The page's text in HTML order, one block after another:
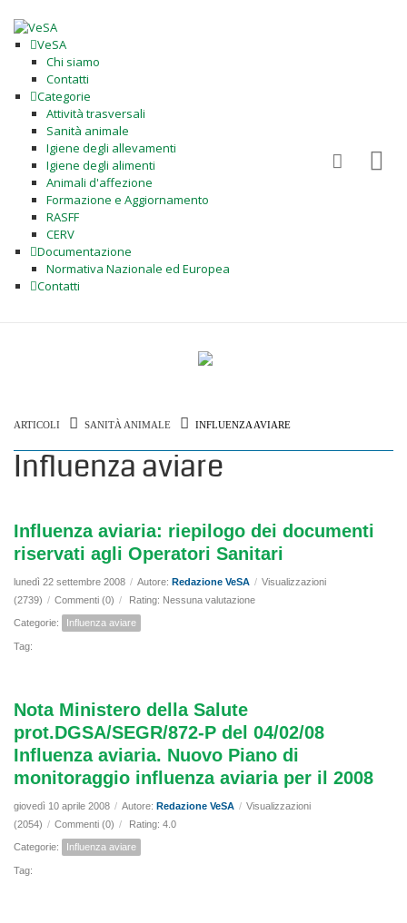
VeSA
Chi siamo
Contatti
Categorie
Attività trasversali
Sanità animale
Igiene degli allevamenti
Igiene degli alimenti
Animali d'affezione
Formazione e Aggiornamento
RASFF
CERV
Documentazione
Normativa Nazionale ed Europea
Contatti
ARTICOLI SANITÀ ANIMALE INFLUENZA AVIARE
Influenza aviare
Influenza aviaria: riepilogo dei documenti
riservati agli Operatori Sanitari
lunedì 22 settembre 2008 / Autore: Redazione VeSA / Visualizzazioni
(2739) / Commenti (0) / Rating: Nessuna valutazione
Categorie: Influenza aviare
Tag:
Nota Ministero della Salute
prot.DGSA/SEGR/872-P del 04/02/08
Influenza aviaria. Nuovo Piano di
monitoraggio influenza aviaria per il 2008
giovedì 10 aprile 2008 / Autore: Redazione VeSA / Visualizzazioni
(2054) / Commenti (0) / Rating: 4.0
Categorie: Influenza aviare
Tag: